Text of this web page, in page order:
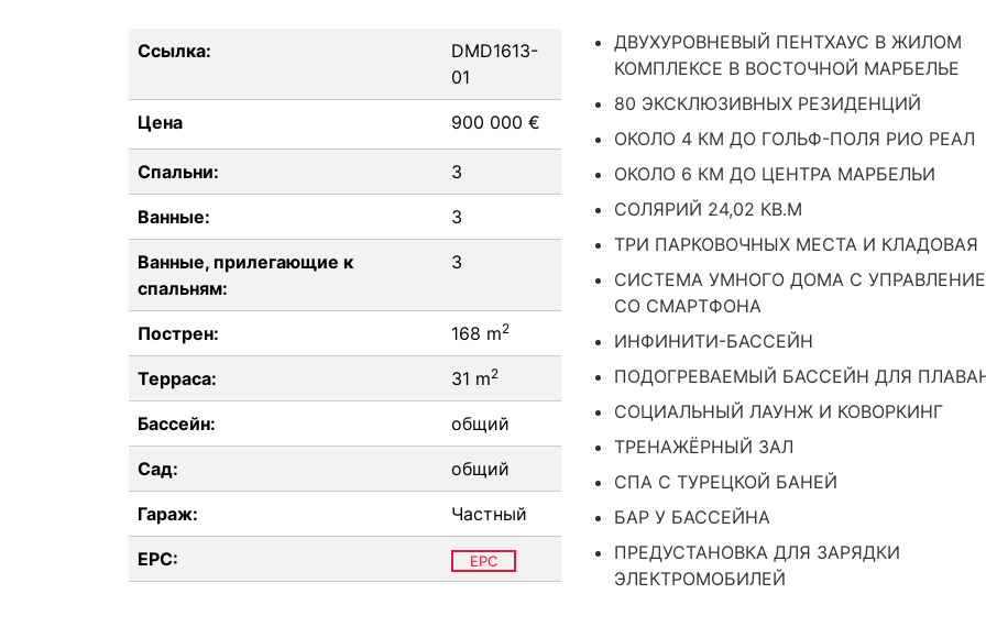
Ссылка:
DMD1613-
01
Цена 900 000 €
Спальни: 3
Ванные: 3
Ванные, прилегающие к
спальням:
3
Пострен: 168 m2
Терраса: 31 m2
Бассейн: общий
Сад: общий
Гараж: Частный
EPC: EPC
ДВУХУРОВНЕВЫЙ ПЕНТХАУС В ЖИЛОМ
КОМПЛЕКСЕ В ВОСТОЧНОЙ МАРБЕЛЬЕ
80 ЭКСКЛЮЗИВНЫХ РЕЗИДЕНЦИЙ
ОКОЛО 4 КМ ДО ГОЛЬФ-ПОЛЯ РИО РЕАЛ
ОКОЛО 6 КМ ДО ЦЕНТРА МАРБЕЛЬИ
СОЛЯРИЙ 24,02 КВ.М
ТРИ ПАРКОВОЧНЫХ МЕСТА И КЛАДОВАЯ
СИСТЕМА УМНОГО ДОМА С
СО СМАРТФОНА
ИНФИНИТИ-БАССЕЙН
ПОДОГРЕВАЕМЫЙ БАССЕЙН ДЛЯ
СОЦИАЛЬНЫЙ ЛАУНЖ И КОВОРКИНГ
ТРЕНАЖЁРНЫЙ ЗАЛ
СПА С ТУРЕЦКОЙ БАНЕЙ
БАР У БАССЕЙНА
ПРЕДУСТАНОВКА ДЛЯ ЗАРЯДКИ
ЭЛЕКТРОМОБИЛЕЙ